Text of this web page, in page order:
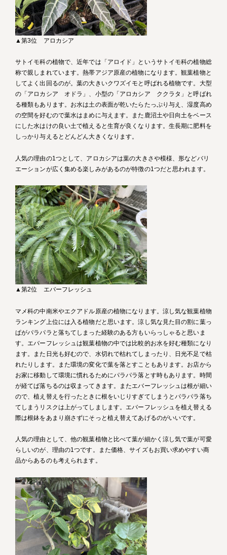
▲第3位 アロカシア
サトイモ科の植物で、近年では「アロイド」というサトイモ科の植物総
称で親しまれています。熱帯アジア原産の植物になります。観葉植物と
してよく出回るのが。葉の大きいクワズイモと呼ばれる植物です。大型
の「アロカシア オドラ」、小型の「アロカシア ククラタ」と呼ばれ
る種類もあります。お水は土の表面が乾いたらたっぷり与え、湿度高め
の空間を好むので葉水はまめに与えます。また鹿沼土や日向土をベース
にした水はけの良い土で植えると生育が良くなります。生長期に肥料を
しっかり与えるとどんどん大きくなります。
人気の理由の1つとして、アロカシアは葉の大きさや模様、形などバリ
エーションが広く集める楽しみがあるのが特徴の1つだと思われます。
▲第2位 エバーフレッシュ
マメ科の中南米やエクアドル原産の植物になります。涼し気な観葉植物
ランキング上位には入る植物だと思います。涼し気な見た目の割に葉っ
ぱがパラパラと落ちてしまった経験のある方もいらっしゃると思いま
す。エバーフレッシュは観葉植物の中では比較的お水を好む種類になり
ます。また日光も好むので、水切れで枯れてしまったり、日光不足で枯
れたりします。また環境の変化で葉を落とすこともあります。お店から
お家に移動して環境に慣れるためにパラパラ落とす時もあります。時間
が経てば落ちるのは収まってきます。またエバーフレッシュは根が細い
ので、植え替えを行ったときに根をいじりすぎてしまうとパラパラ落ち
てしまうリスクは上がってしまします。エバーフレッシュを植え替える
際は根鉢をあまり崩さずにそっと植え替えてあげるのがいいです。
人気の理由として、他の観葉植物と比べて葉が細かく涼し気で葉が可愛
らしいのが、理由の1つです。また価格、サイズもお買い求めやすい商
品からあるのも考えられます。